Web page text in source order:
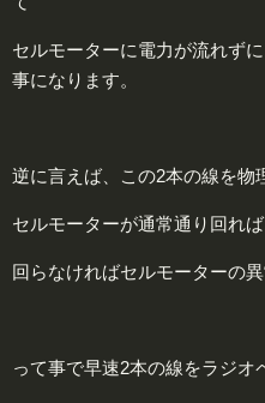
セルモーターに電力が流れず
事になります。
逆に言えば、この2本の線を物
セルモーターが通常通り回れ
回らなければセルモーターの
って事で早速2本の線をラジオ